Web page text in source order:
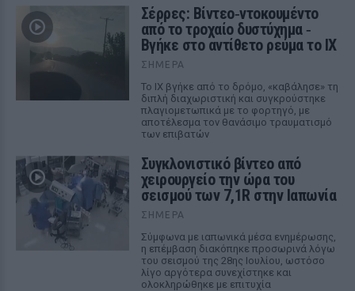
Σέρρες: Βίντεο‑ντοκουμέντο
από το τροχαίο δυστύχημα ‑
Βγήκε στο αντίθετο ρεύμα το ΙΧ
ΣΉΜΕΡΑ
Το ΙΧ βγήκε από το δρόμο, «καβάλησε» τη
διπλή διαχωριστική και συγκρούστηκε
πλαγιομετωπικά με το φορτηγό, με
αποτέλεσμα τον θανάσιμο τραυματισμό
των επιβατών
Συγκλονιστικό βίντεο από
χειρουργείο την ώρα του
σεισμού των 7,1R στην Ιαπωνία
ΣΉΜΕΡΑ
Σύμφωνα με ιαπωνικά μέσα ενημέρωσης,
η επέμβαση διακόπηκε προσωρινά λόγω
του σεισμού της 28ης Ιουλίου, ωστόσο
λίγο αργότερα συνεχίστηκε και
ολοκληρώθηκε με επιτυχία